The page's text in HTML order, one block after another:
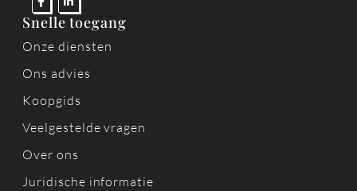
Snelle toegang
Onze diensten
Ons advies
Koopgids
Veelgestelde vragen
Over ons
Juridische informatie